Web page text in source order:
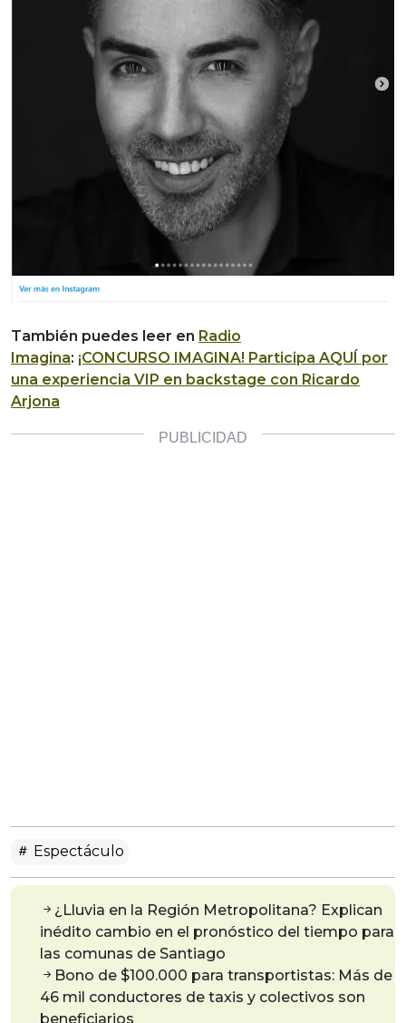
También puedes leer en Radio
Imagina: ¡CONCURSO IMAGINA! Participa AQUÍ por
una experiencia VIP en backstage con Ricardo
Arjona
Espectáculo
¿Lluvia en la Región Metropolitana? Explican
inédito cambio en el pronóstico del tiempo para
las comunas de Santiago
Bono de $100.000 para transportistas: Más de
46 mil conductores de taxis y colectivos son
beneficiarios